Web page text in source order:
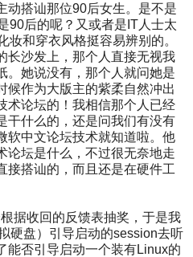
动搭讪那位90后女生。是不是
90后的呢？又或者是IT人士太
妆和穿衣风格挺容易辨别的。
长沙发上，那个人直接无视我
。她说没有，那个人就问她是
候作为大版主的紫柔自然冲出
论坛的！我相信那个人已经
干什么的，还是问我们有没有
软中文论坛技术就知道啦。他
论坛是什么，不过很无奈地走
接搭讪的，而且还是在硬件工
据收回的反馈表抽奖，于是我
硬盘）引导启动的session去听
能否引导启动一个装有Linux的